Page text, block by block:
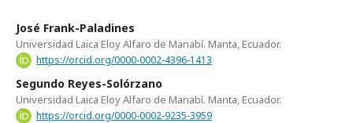
José Frank-Paladines
Universidad Laica Eloy Alfaro de Manabí. Manta, Ecuador.
https://orcid.org/0000-0002-4396-1413
Segundo Reyes-Solórzano
Universidad Laica Eloy Alfaro de Manabí. Manta, Ecuador.
https://orcid.org/0000-0002-9235-3959